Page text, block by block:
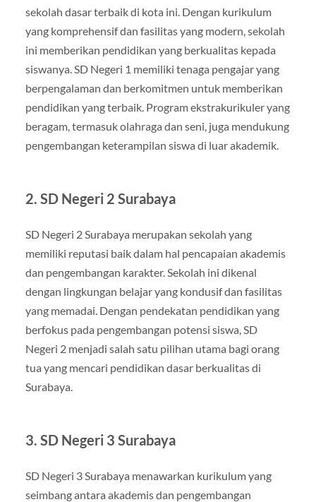
sekolah dasar terbaik di kota ini. Dengan kurikulum
yang komprehensif dan fasilitas yang modern, sekolah
ini memberikan pendidikan yang berkualitas kepada
siswanya. SD Negeri 1 memiliki tenaga pengajar yang
berpengalaman dan berkomitmen untuk memberikan
pendidikan yang terbaik. Program ekstrakurikuler yang
beragam, termasuk olahraga dan seni, juga mendukung
pengembangan keterampilan siswa di luar akademik.
2. SD Negeri 2 Surabaya
SD Negeri 2 Surabaya merupakan sekolah yang
memiliki reputasi baik dalam hal pencapaian akademis
dan pengembangan karakter. Sekolah ini dikenal
dengan lingkungan belajar yang kondusif dan fasilitas
yang memadai. Dengan pendekatan pendidikan yang
berfokus pada pengembangan potensi siswa, SD
Negeri 2 menjadi salah satu pilihan utama bagi orang
tua yang mencari pendidikan dasar berkualitas di
Surabaya.
3. SD Negeri 3 Surabaya
SD Negeri 3 Surabaya menawarkan kurikulum yang
seimbang antara akademis dan pengembangan